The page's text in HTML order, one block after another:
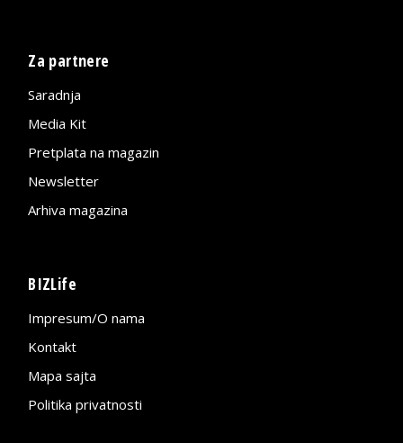
Za partnere
Saradnja
Media Kit
Pretplata na magazin
Newsletter
Arhiva magazina
BIZLife
Impresum/O nama
Kontakt
Mapa sajta
Politika privatnosti